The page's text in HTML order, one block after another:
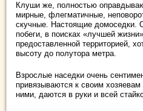
Клуши же, полностью
мирные, флегматичные,
скучные. Настоящие домоседки.
побеги, в поисках «лучшей
предоставленной территорией,
высоту до полутора метра.
Взрослые наседки очень
привязываются к своим
ними, даются в руки и всей